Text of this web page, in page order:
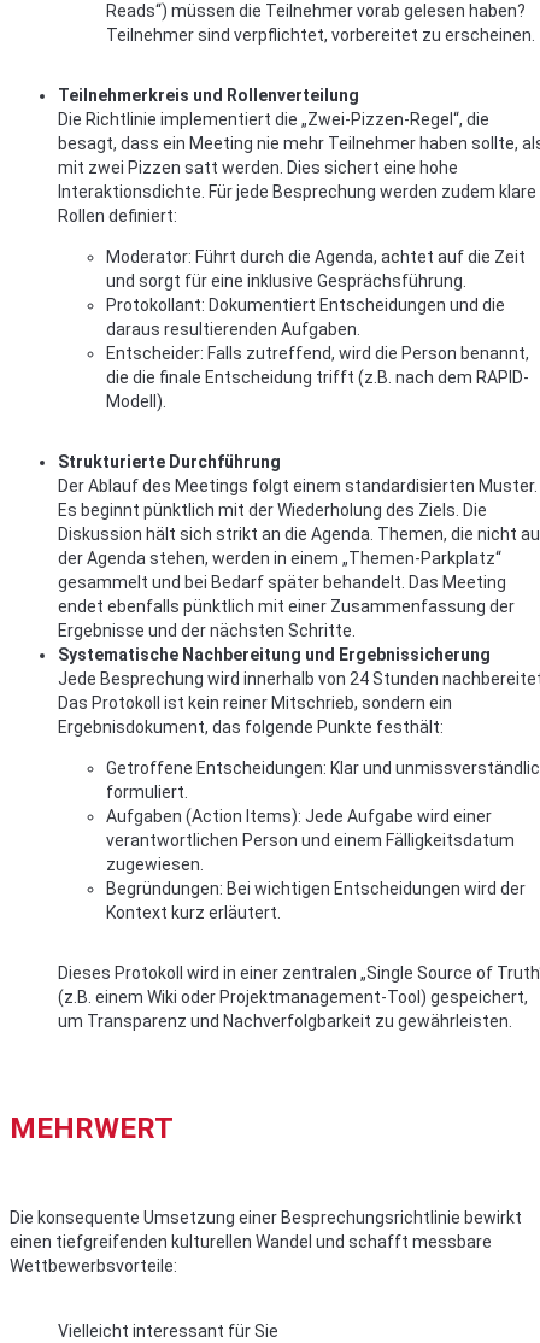
Reads“) müssen die Teilnehmer vorab gelesen haben?
Teilnehmer sind verpflichtet, vorbereitet zu erscheinen.
Teilnehmerkreis und Rollenverteilung
Die Richtlinie implementiert die „Zwei-Pizzen-Regel“, die
besagt, dass ein Meeting nie mehr Teilnehmer haben sollte,
mit zwei Pizzen satt werden. Dies sichert eine hohe
Interaktionsdichte. Für jede Besprechung werden zudem klare
Rollen definiert:
Moderator: Führt durch die Agenda, achtet auf die Zeit
und sorgt für eine inklusive Gesprächsführung.
Protokollant: Dokumentiert Entscheidungen und die
daraus resultierenden Aufgaben.
Entscheider: Falls zutreffend, wird die Person benannt,
die die finale Entscheidung trifft (z.B. nach dem RAPID-
Modell).
Strukturierte Durchführung
Der Ablauf des Meetings folgt einem standardisierten Muster.
Es beginnt pünktlich mit der Wiederholung des Ziels. Die
Diskussion hält sich strikt an die Agenda. Themen, die nicht
der Agenda stehen, werden in einem „Themen-Parkplatz“
gesammelt und bei Bedarf später behandelt. Das Meeting
endet ebenfalls pünktlich mit einer Zusammenfassung der
Ergebnisse und der nächsten Schritte.
Systematische Nachbereitung und Ergebnissicherung
Jede Besprechung wird innerhalb von 24 Stunden
Das Protokoll ist kein reiner Mitschrieb, sondern ein
Ergebnisdokument, das folgende Punkte festhält:
Getroffene Entscheidungen: Klar und
formuliert.
Aufgaben (Action Items): Jede Aufgabe wird einer
verantwortlichen Person und einem Fälligkeitsdatum
zugewiesen.
Begründungen: Bei wichtigen Entscheidungen wird der
Kontext kurz erläutert.
Dieses Protokoll wird in einer zentralen „Single Source of
(z.B. einem Wiki oder Projektmanagement-Tool) gespeichert,
um Transparenz und Nachverfolgbarkeit zu gewährleisten.
MEHRWERT
Die konsequente Umsetzung einer Besprechungsrichtlinie bewirkt
einen tiefgreifenden kulturellen Wandel und schafft messbare
Wettbewerbsvorteile:
Vielleicht interessant für Sie